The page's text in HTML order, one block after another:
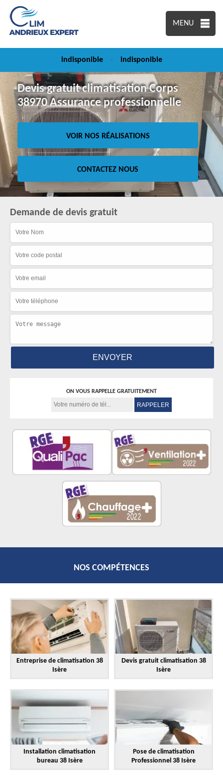
MENU
indisponible - indisponible
Devis gratuit climatisation Corps
38970 Assurance professionnelle
VOIR NOS RÉALISATIONS
CONTACTEZ NOUS
Demande de devis gratuit
ON VOUS RAPPELLE GRATUITEMENT
NOS COMPÉTENCES
Entreprise de climatisation 38
Isère
Devis gratuit climatisation 38
Isère
Installation climatisation
bureau 38 Isère
Pose de climatisation
Professionnel 38 Isère